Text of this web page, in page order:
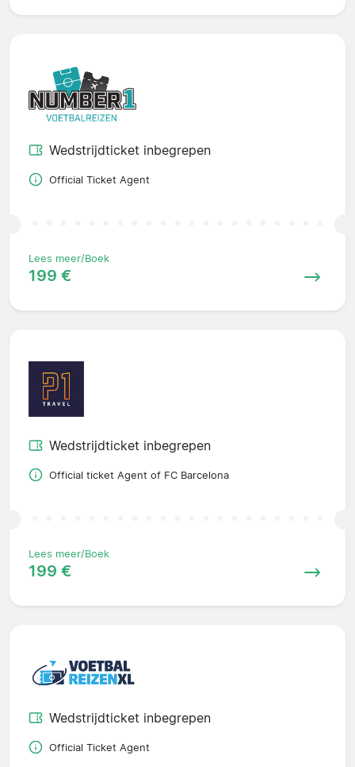
Wedstrijdticket inbegrepen
Official Ticket Agent
Lees meer/Boek
199 €
Wedstrijdticket inbegrepen
Official ticket Agent of FC Barcelona
Lees meer/Boek
199 €
Wedstrijdticket inbegrepen
Official Ticket Agent